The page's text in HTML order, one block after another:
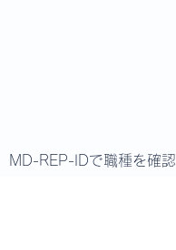
MD-REP-IDで職種を確認